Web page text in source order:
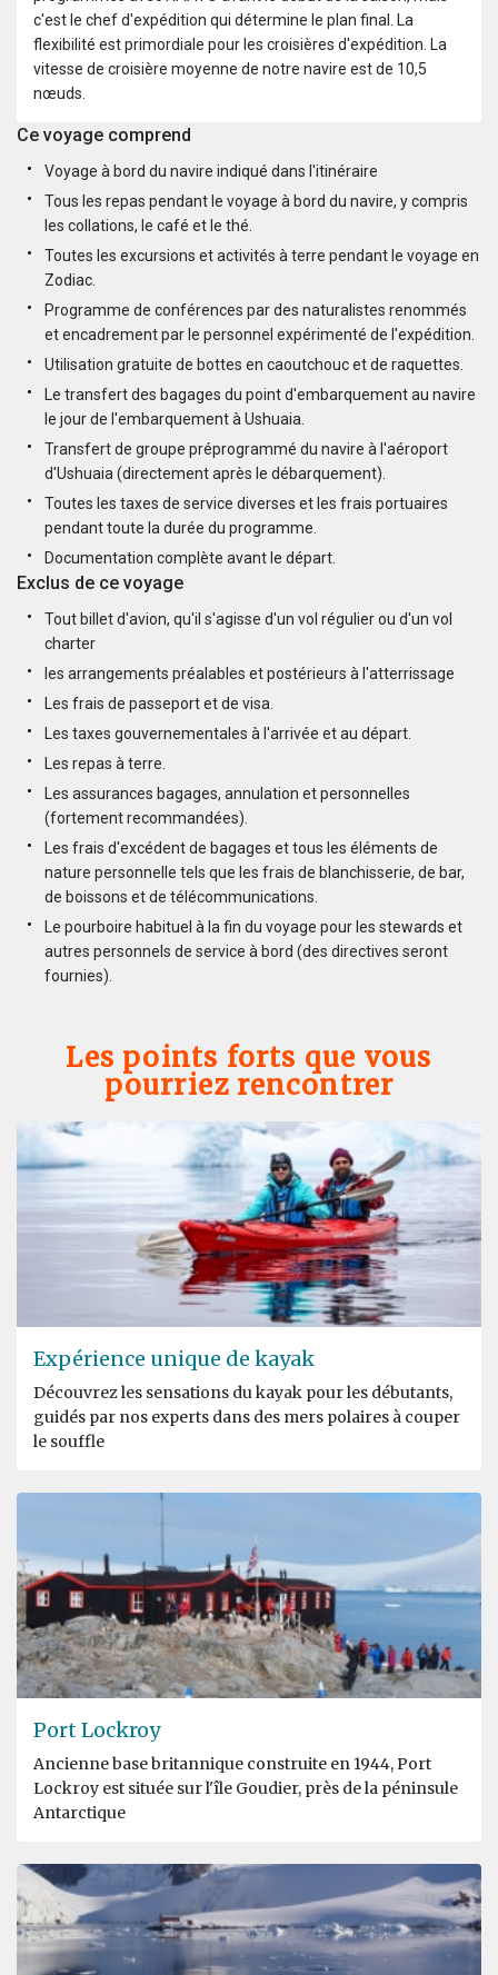
c'est le chef d'expédition qui détermine le plan final. La
flexibilité est primordiale pour les croisières d'expédition. La
vitesse de croisière moyenne de notre navire est de 10,5
nœuds.
Ce voyage comprend
Voyage à bord du navire indiqué dans l'itinéraire
Tous les repas pendant le voyage à bord du navire, y compris
les collations, le café et le thé.
Toutes les excursions et activités à terre pendant le voyage en
Zodiac.
Programme de conférences par des naturalistes renommés
et encadrement par le personnel expérimenté de l'expédition.
Utilisation gratuite de bottes en caoutchouc et de raquettes.
Le transfert des bagages du point d'embarquement au navire
le jour de l'embarquement à Ushuaia.
Transfert de groupe préprogrammé du navire à l'aéroport
d'Ushuaia (directement après le débarquement).
Toutes les taxes de service diverses et les frais portuaires
pendant toute la durée du programme.
Documentation complète avant le départ.
Exclus de ce voyage
Tout billet d'avion, qu'il s'agisse d'un vol régulier ou d'un vol
charter
les arrangements préalables et postérieurs à l'atterrissage
Les frais de passeport et de visa.
Les taxes gouvernementales à l'arrivée et au départ.
Les repas à terre.
Les assurances bagages, annulation et personnelles
(fortement recommandées).
Les frais d'excédent de bagages et tous les éléments de
nature personnelle tels que les frais de blanchisserie, de bar,
de boissons et de télécommunications.
Le pourboire habituel à la fin du voyage pour les stewards et
autres personnels de service à bord (des directives seront
fournies).
Les points forts que vous
pourriez rencontrer
Expérience unique de kayak
Découvrez les sensations du kayak pour les débutants,
guidés par nos experts dans des mers polaires à couper
le souffle
Port Lockroy
Ancienne base britannique construite en 1944, Port
Lockroy est située sur l'île Goudier, près de la péninsule
Antarctique